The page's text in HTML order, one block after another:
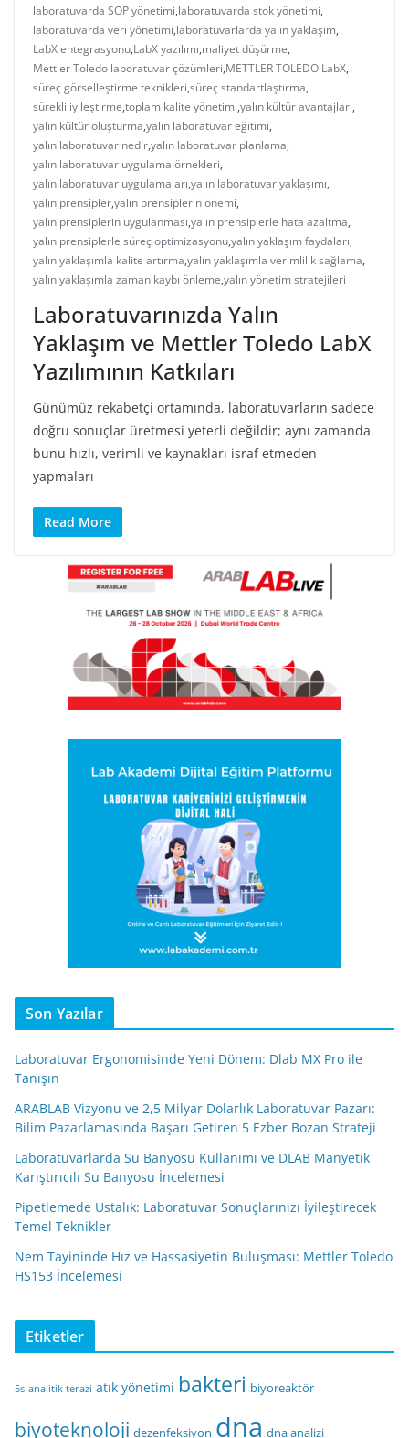
laboratuvarda SOP yönetimi,laboratuvarda stok yönetimi,
laboratuvarda veri yönetimi,laboratuvarlarda yalın yaklaşım,
LabX entegrasyonu,LabX yazılımı,maliyet düşürme,
Mettler Toledo laboratuvar çözümleri,METTLER TOLEDO LabX,
süreç görselleştirme teknikleri,süreç standartlaştırma,
sürekli iyileştirme,toplam kalite yönetimi,yalın kültür avantajları,
yalın kültür oluşturma,yalın laboratuvar eğitimi,
yalın laboratuvar nedir,yalın laboratuvar planlama,
yalın laboratuvar uygulama örnekleri,
yalın laboratuvar uygulamaları,yalın laboratuvar yaklaşımı,
yalın prensipler,yalın prensiplerin önemi,
yalın prensiplerin uygulanması,yalın prensiplerle hata azaltma,
yalın prensiplerle süreç optimizasyonu,yalın yaklaşım faydaları,
yalın yaklaşımla kalite artırma,yalın yaklaşımla verimlilik sağlama,
yalın yaklaşımla zaman kaybı önleme,yalın yönetim stratejileri
Laboratuvarınızda Yalın
Yaklaşım ve Mettler Toledo LabX
Yazılımının Katkıları
Günümüz rekabetçi ortamında, laboratuvarların sadece
doğru sonuçlar üretmesi yeterli değildir; aynı zamanda
bunu hızlı, verimli ve kaynakları israf etmeden
yapmaları
Read More
Son Yazılar
Laboratuvar Ergonomisinde Yeni Dönem: Dlab MX Pro ile
Tanışın
ARABLAB Vizyonu ve 2,5 Milyar Dolarlık Laboratuvar Pazarı:
Bilim Pazarlamasında Başarı Getiren 5 Ezber Bozan Strateji
Laboratuvarlarda Su Banyosu Kullanımı ve DLAB Manyetik
Karıştırıcılı Su Banyosu İncelemesi
Pipetlemede Ustalık: Laboratuvar Sonuçlarınızı İyileştirecek
Temel Teknikler
Nem Tayininde Hız ve Hassasiyetin Buluşması: Mettler Toledo
HS153 İncelemesi
Etiketler
5s analitik terazi atık yönetimi bakteri biyoreaktör
biyoteknoloji dezenfeksiyon dna dna analizi